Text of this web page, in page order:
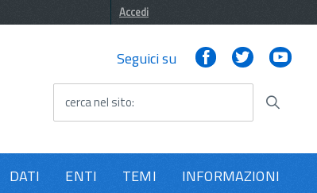
Accedi
Seguici su FacebookTwitter
cerca nel sito
DATI ENTI TEMI INFORMAZIONI